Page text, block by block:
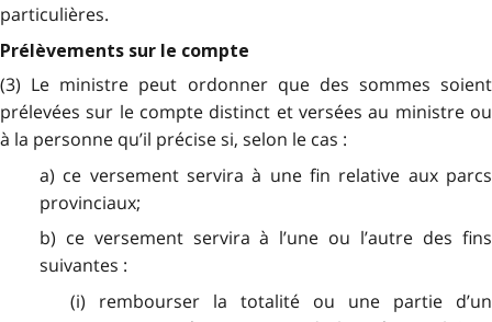
particulières.
Prélèvements sur le compte
(3) Le ministre peut ordonner que des sommes soient
prélevées sur le compte distinct et versées au ministre ou
à la personne qu’il précise si, selon le cas :
a) ce versement servira à une fin relative aux parcs
provinciaux;
b) ce versement servira à l’une ou l’autre des fins
suivantes :
(i) rembourser la totalité ou une partie d’un